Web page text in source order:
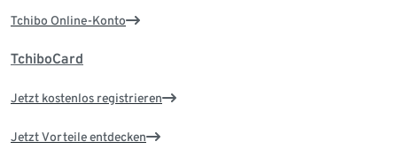
Tchibo Online-Konto
TchiboCard
Jetzt kostenlos registrieren
Jetzt Vorteile entdecken